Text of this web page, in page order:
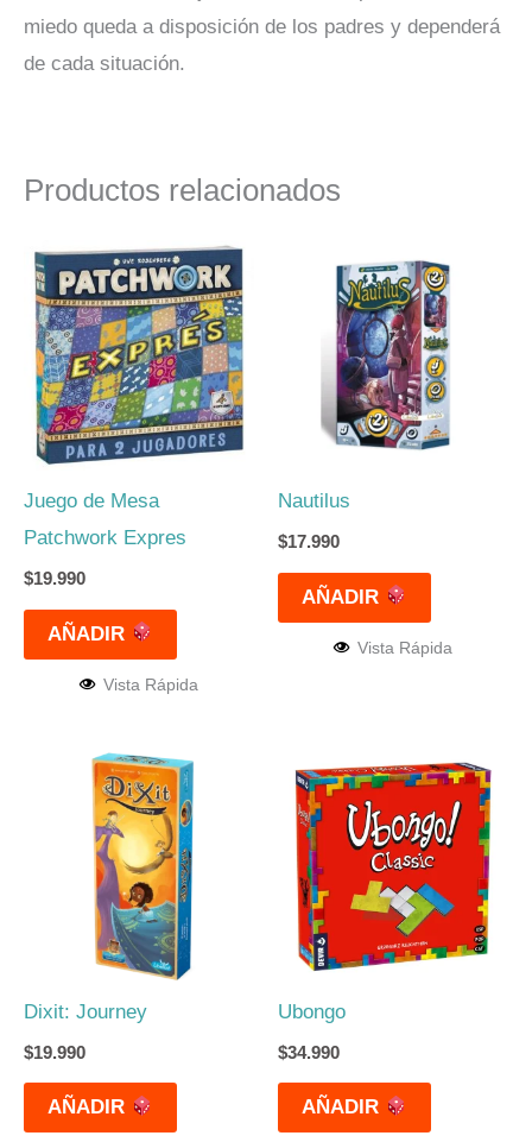
miedo queda a disposición de los padres y dependerá
de cada situación.
Productos relacionados
Juego de Mesa
Patchwork Expres
$19.990
AÑADIR
Vista Rápida
Nautilus
$17.990
AÑADIR
Vista Rápida
Dixit: Journey
$19.990
AÑADIR
Ubongo
$34.990
AÑADIR